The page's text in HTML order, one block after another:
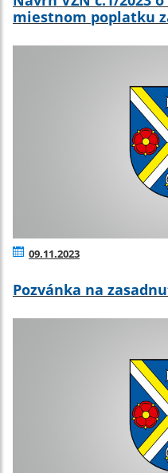
miestnom poplatku
09.11.2023
Pozvánka na